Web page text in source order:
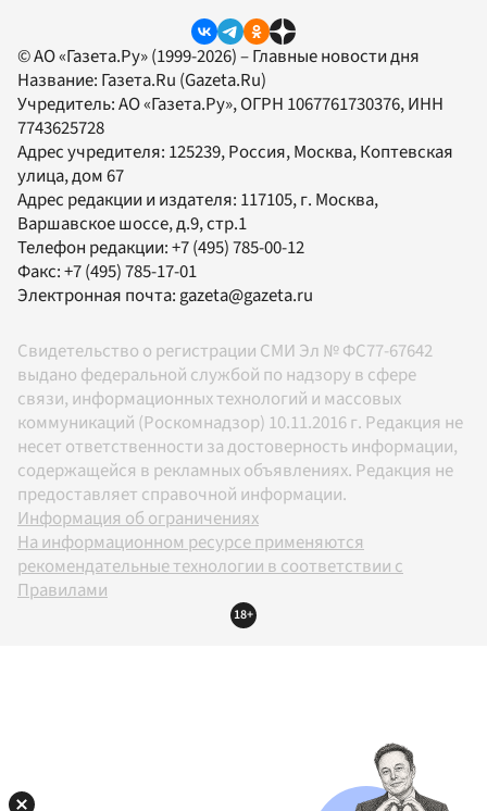
© АО «Газета.Ру» (1999-2026) – Главные новости дня
Название: Газета.Ru (Gazeta.Ru)
Учредитель:АО «Газета.Ру», ОГРН 1067761730376, ИНН
7743625728
Адрес учредителя: 125239, Россия, Москва, Коптевская
улица, дом 67
Адрес редакции и издателя: 117105, г. Москва,
Варшавское шоссе, д.9, стр.1
Телефон редакции:+7 (495) 785-00-12
Факс:+7 (495) 785-17-01
Электронная почта:gazeta@gazeta.ru
Свидетельство о регистрации СМИ Эл № ФС77-67642
выдано федеральной службой по надзору в сфере
связи, информационных технологий и массовых
коммуникаций (Роскомнадзор) 10.11.2016 г. Редакция не
несет ответственности за достоверность информации,
содержащейся в рекламных объявлениях. Редакция не
предоставляет справочной информации.
Информация об ограничениях
На информационном ресурсе применяются
рекомендательные технологии в соответствии с
Правилами
18+